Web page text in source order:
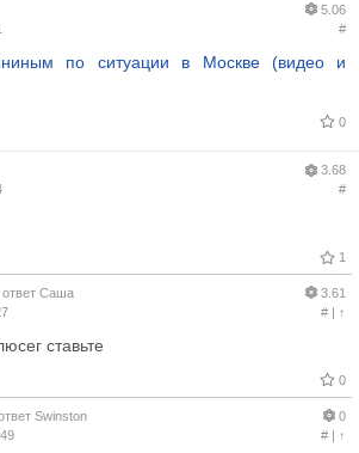
5.06
#
по ситуации в Москве (видео и
0
3.68
#
1
Саша
3.61
#| ↑
ставьте
0
Swinston
0
#| ↑